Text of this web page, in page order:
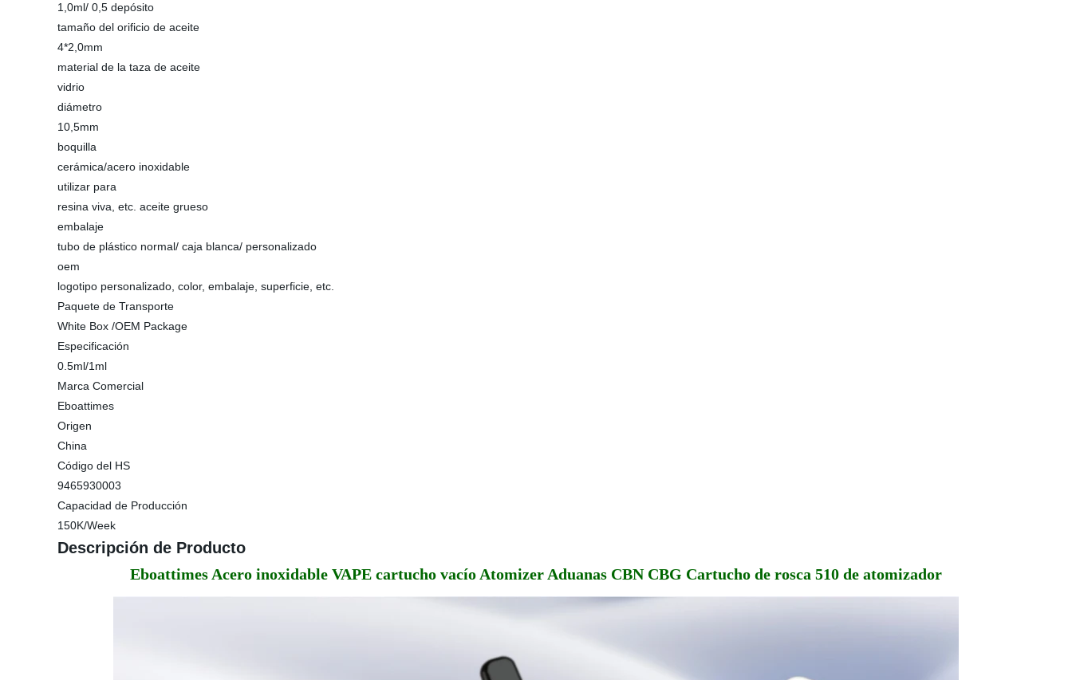
1,0ml/ 0,5 depósito
tamaño del orificio de aceite
4*2,0mm
material de la taza de aceite
vidrio
diámetro
10,5mm
boquilla
cerámica/acero inoxidable
utilizar para
resina viva, etc. aceite grueso
embalaje
tubo de plástico normal/ caja blanca/ personalizado
oem
logotipo personalizado, color, embalaje, superficie, etc.
Paquete de Transporte
White Box /OEM Package
Especificación
0.5ml/1ml
Marca Comercial
Eboattimes
Origen
China
Código del HS
9465930003
Capacidad de Producción
150K/Week
Descripción de Producto
Eboattimes Acero inoxidable VAPE cartucho vacío Atomizer Aduanas CBN CBG Cartucho de rosca 510 de atomizador